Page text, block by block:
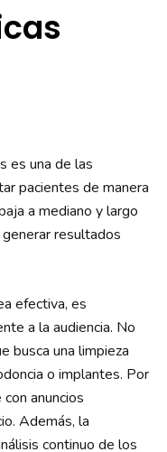
es una de las
pacientes de manera
a mediano y largo
resultados
efectiva, es
a la audiencia. No
busca una limpieza
o implantes. Por
anuncios
Además, la
continuo de los